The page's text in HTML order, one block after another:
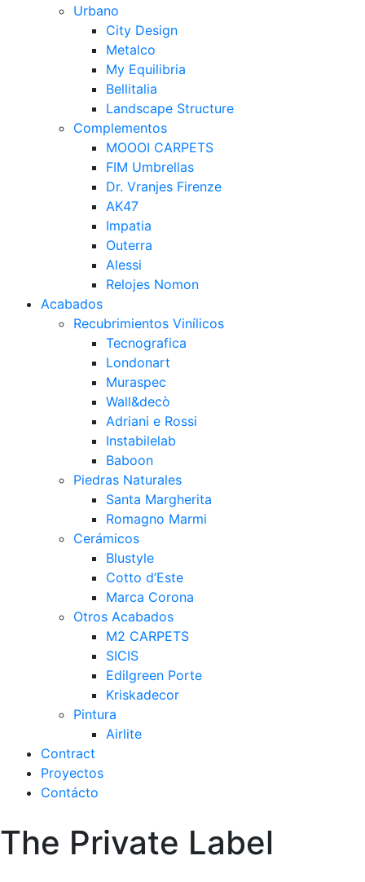
Urbano
City Design
Metalco
My Equilibria
Bellitalia
Landscape Structure
Complementos
MOOOI CARPETS
FIM Umbrellas
Dr. Vranjes Firenze
AK47
Impatia
Outerra
Alessi
Relojes Nomon
Acabados
Recubrimientos Vinílicos
Tecnografica
Londonart
Muraspec
Wall&decò
Adriani e Rossi
Instabilelab
Baboon
Piedras Naturales
Santa Margherita
Romagno Marmi
Cerámicos
Blustyle
Cotto d’Este
Marca Corona
Otros Acabados
M2 CARPETS
SICIS
Edilgreen Porte
Kriskadecor
Pintura
Airlite
Contract
Proyectos
Contácto
The Private Label